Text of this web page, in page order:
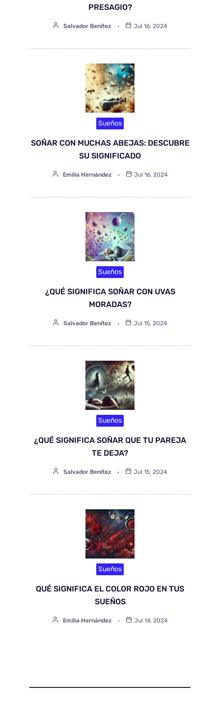
PRESAGIO?
Salvador Benítez Jul 16, 2024
Sueños
SOÑAR CON MUCHAS ABEJAS: DESCUBRE
SU SIGNIFICADO
Emilia Hernández Jul 16, 2024
Sueños
¿QUÉ SIGNIFICA SOÑAR CON UVAS
MORADAS?
Salvador Benítez Jul 15, 2024
Sueños
¿QUÉ SIGNIFICA SOÑAR QUE TU PAREJA
TE DEJA?
Salvador Benítez Jul 15, 2024
Sueños
QUÉ SIGNIFICA EL COLOR ROJO EN TUS
SUEÑOS
Emilia Hernández Jul 14, 2024